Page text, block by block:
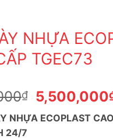
NHỰA
TGEC73
₫
Giá
gốc
là:
5,500,000
NHỰA ECOPLAST
24/7